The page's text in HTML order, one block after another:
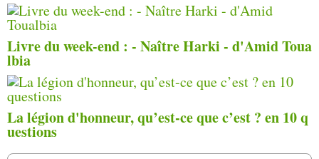
Livre du week-end : - Naître Harki - d'Amid Toua
lbia
La légion d'honneur, qu’est-ce que c’est ? en 10 q
uestions